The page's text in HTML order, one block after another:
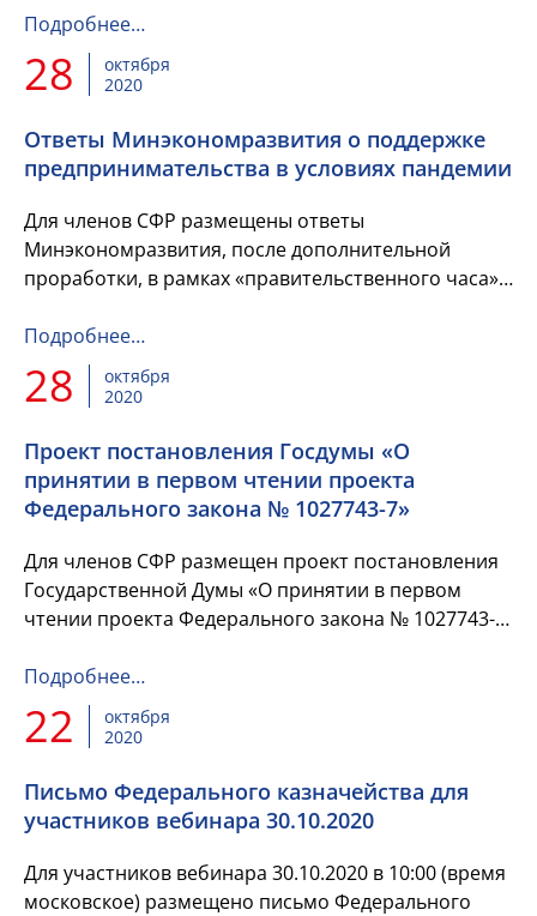
Департамента правового...
Подробнее…
28
октября
2020
Ответы Минэкономразвития о поддержке
предпринимательства в условиях пандемии
Для членов СФР размещены ответы
Минэкономразвития, после дополнительной
проработки, в рамках «правительственного часа»
предпринимательства в РФ в условиях измени...
Подробнее…
28
октября
2020
Проект постановления Госдумы «О
принятии в первом чтении проекта
Федерального закона № 1027743-7»
Для членов СФР размещен проект постановления
Государственной Думы «О принятии в первом
чтении проекта Федерального закона № 1027743-7
плановый период 2022 и 202...
Подробнее…
22
октября
2020
Письмо Федерального казначейства для
участников вебинара 30.10.2020
Для участников вебинара 30.10.2020 в 10:00 (время
московское) размещено письмо Федерального